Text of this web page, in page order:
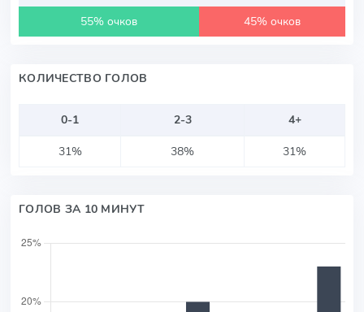
55% очков
45% очков
КОЛИЧЕСТВО ГОЛОВ
0-1 2-3
4+
31%
38% 31%
ГОЛОВ ЗА 10 МИНУТ